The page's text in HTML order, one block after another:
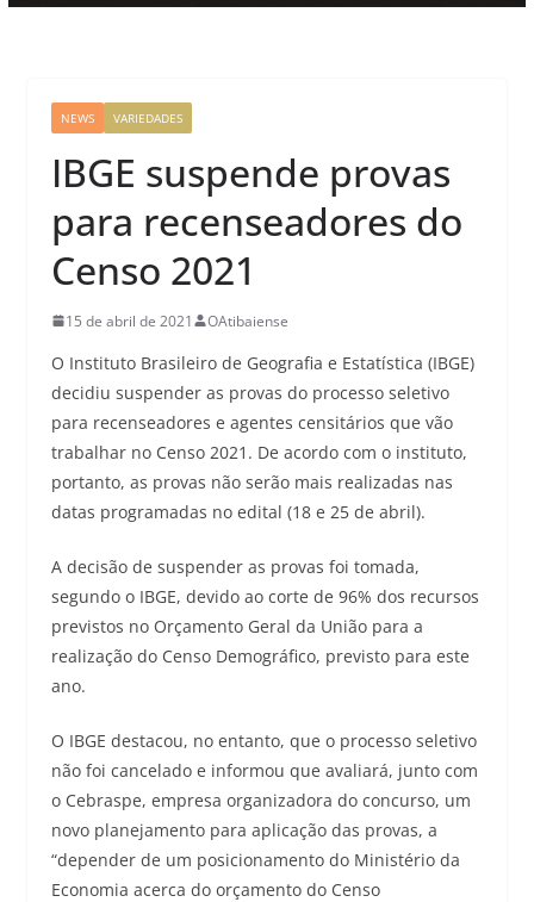
NEWS VARIEDADES
IBGE suspende provas
para recenseadores do
Censo 2021
15 de abril de 2021 OAtibaiense
O Instituto Brasileiro de Geografia e Estatística (IBGE)
decidiu suspender as provas do processo seletivo
para recenseadores e agentes censitários que vão
trabalhar no Censo 2021. De acordo com o instituto,
portanto, as provas não serão mais realizadas nas
datas programadas no edital (18 e 25 de abril).
A decisão de suspender as provas foi tomada,
segundo o IBGE, devido ao corte de 96% dos recursos
previstos no Orçamento Geral da União para a
realização do Censo Demográfico, previsto para este
ano.
O IBGE destacou, no entanto, que o processo seletivo
não foi cancelado e informou que avaliará, junto com
o Cebraspe, empresa organizadora do concurso, um
novo planejamento para aplicação das provas, a
“depender de um posicionamento do Ministério da
Economia acerca do orçamento do Censo